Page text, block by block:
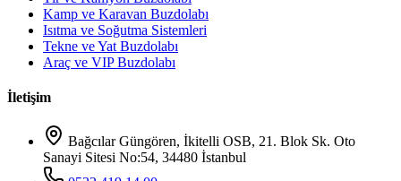
Kamp ve Karavan Buzdolabı
Isıtma ve Soğutma Sistemleri
Tekne ve Yat Buzdolabı
Araç ve VIP Buzdolabı
İletişim
Bağcılar Güngören, İkitelli OSB, 21. Blok Sk. Oto
Sanayi Sitesi No:54, 34480 İstanbul